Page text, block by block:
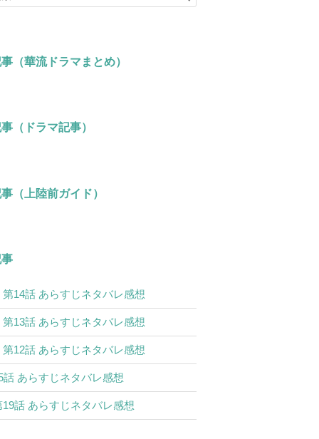
（華流ドラマまとめ）
（ドラマ記事）
（上陸前ガイド）
第14話 あらすじネタバレ感想
第13話 あらすじネタバレ感想
第12話 あらすじネタバレ感想
話 あらすじネタバレ感想
話 あらすじネタバレ感想